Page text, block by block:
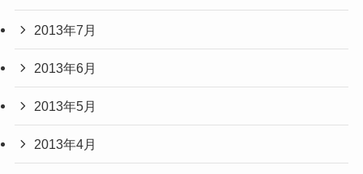
2013年7月
2013年6月
2013年5月
2013年4月